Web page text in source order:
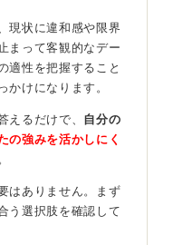
あります。ボトルネ
スタートしましょ
的に見てもらおう
きれないときは、人
私たちのようなキャ
的なアドバイスをも
現状に違和感や限界
まって客観的なデー
適性を把握すること
かけになります。
えるだけで、 自分の
の強みを活かしにく
はありません。まず
う選択肢を確認して